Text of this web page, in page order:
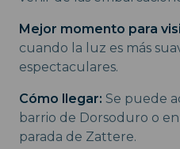
Mejor momento para
cuando la luz es más
espectaculares.
Cómo llegar: Se puede
barrio de Dorsoduro o
parada de Zattere.